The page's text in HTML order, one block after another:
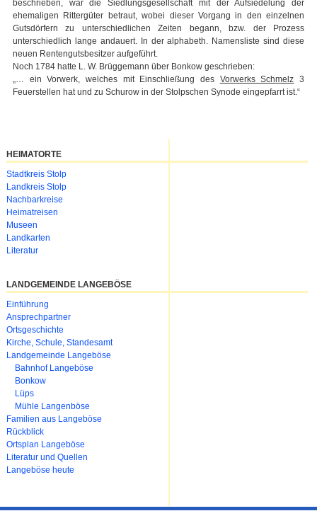
beschrieben, war die Siedlungsgesellschaft mit der Aufsiedelung der
ehemaligen Rittergüter betraut, wobei dieser Vorgang in den einzelnen
Gutsdörfern zu unterschiedlichen Zeiten begann, bzw. der Prozess
unterschiedlich lange andauert. In der alphabeth. Namensliste sind diese
neuen Rentengutsbesitzer aufgeführt.
Noch 1784 hatte L. W. Brüggemann über Bonkow geschrieben:
„… ein Vorwerk, welches mit Einschließung des Vorwerks Schmelz 3
Feuerstellen hat und zu Schurow in der Stolpschen Synode eingepfarrt ist.“
HEIMATORTE
Navigation
überspringen
Stadtkreis Stolp
Landkreis Stolp
Nachbarkreise
Heimatreisen
Museen
Landkarten
Literatur
LANDGEMEINDE LANGEBÖSE
Navigation
überspringen
Einführung
Ansprechpartner
Ortsgeschichte
Kirche, Schule, Standesamt
Landgemeinde Langeböse
Bahnhof Langeböse
Bonkow
Lüps
Mühle Langenböse
Familien aus Langeböse
Rückblick
Ortsplan Langeböse
Literatur und Quellen
Langeböse heute